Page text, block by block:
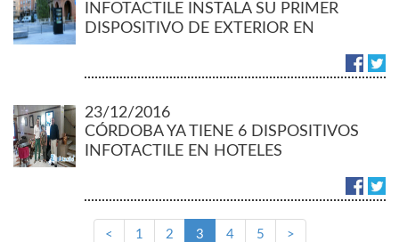
INFOTACTILE INSTALA SU PRIMER
DISPOSITIVO DE EXTERIOR EN
23/12/2016
CÓRDOBA YA TIENE 6 DISPOSITIVOS
INFOTACTILE EN HOTELES
< 1 2 3 4 5 >